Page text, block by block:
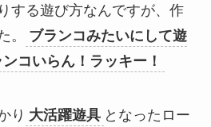
する遊び方なんですが、作
。
ブランコみたいにして遊
コいらん！ラッキー！
り 大活躍遊具 となったロー